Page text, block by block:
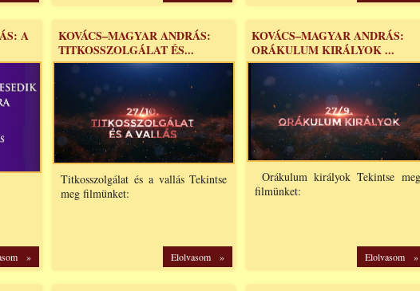
A
»
KOVÁCS–MAGYAR ANDRÁS:
TITKOSSZOLGÁLAT ÉS...
Titkosszolgálat és a vallás Tekintse
meg filmünket:
Elolvasom »
KOVÁCS–MAGYAR ANDRÁS:
ORÁKULUM KIRÁLYOK ...
Orákulum királyok Tekintse meg
filmünket:
Elolvasom »